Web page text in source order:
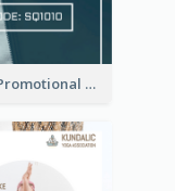
Watch Promotional Display Instagram Story Design